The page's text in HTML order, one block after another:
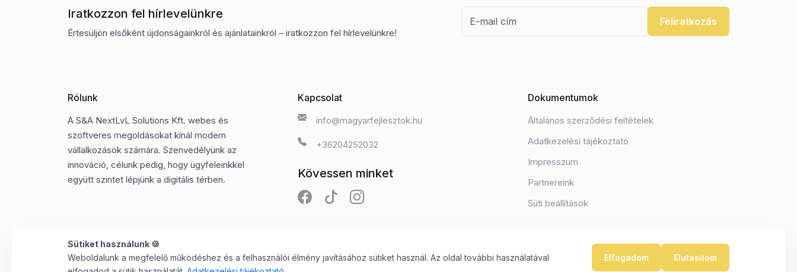
Iratkozzon fel hírlevelünkre
Értesüljön elsőként újdonságainkról és ajánlatainkról – iratkozzon fel hírlevelünkre!
Feliratkozás
Rólunk
A S&A NextLvL Solutions Kft. webes és
szoftveres megoldásokat kínál modern
vállalkozások számára. Szenvedélyünk az
innováció, célunk pedig, hogy ügyfeleinkkel
együtt szintet lépjünk a digitális térben.
Kapcsolat
info@magyarfejlesztok.hu
+36204252032
Kövessen minket
Dokumentumok
Általános szerződési feltételek
Adatkezelési tájékoztató
Impresszum
Partnereink
Süti beállítások
©2025 Minden jog fenntartva. S&A NextLvL Solutions Kft.
Sütiket használunk 🍪
Weboldalunk a megfelelő működéshez és a felhasználói élmény javításához sütiket használ. Az oldal további használatával
Elfogadom Elutasítom